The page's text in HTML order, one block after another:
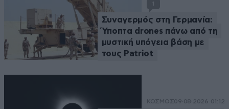
Συναγερμός στη Γερμανία:
Ύποπτα drones πάνω από τη
μυστική υπόγεια βάση με
τους Patriot
ΚΟΣΜΟΣ09·08·2026 01:12